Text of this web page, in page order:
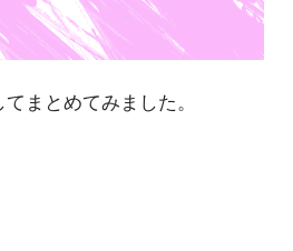
まとめてみました。